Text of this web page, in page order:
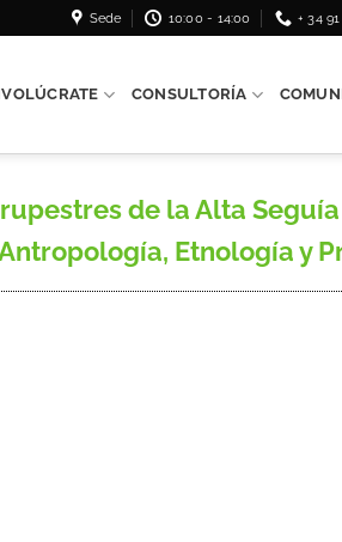
Sede 10:00 - 14:00 + 34
CONSULTORÍA
de la Alta
Etnología y